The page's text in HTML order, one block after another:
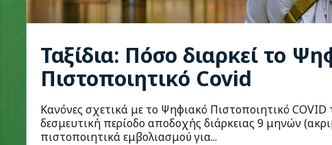
Ταξίδια: Πόσο διαρκεί το
Πιστοποιητικό Covid
Κανόνες σχετικά με το Ψηφιακό Πιστοποιητικό COVID
δεσμευτική περίοδο αποδοχής διάρκειας 9 μηνών
πιστοποιητικά εμβολιασμού για...